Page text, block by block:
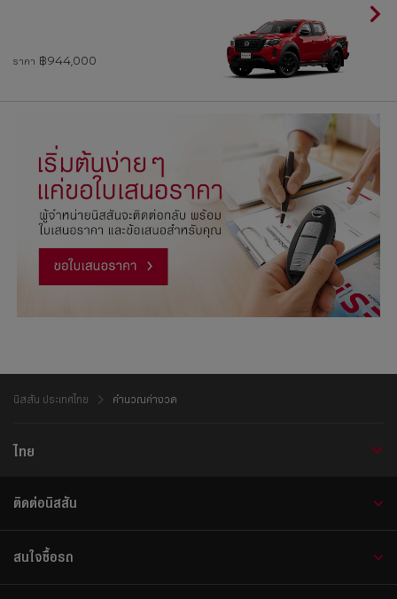
ราคา ฿944,000
นิสสัน ประเทศไทย คำนวณค่างวด
ไทย
ติดต่อนิสสัน
สนใจซื้อรถ